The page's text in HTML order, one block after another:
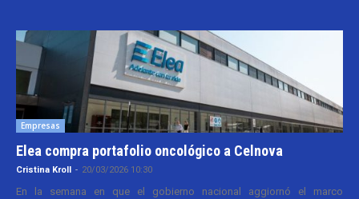
Empresas
Elea compra portafolio oncológico a Celnova
Cristina Kroll - 20/03/2026 10:30
En la semana en que el gobierno nacional aggiornó el marco